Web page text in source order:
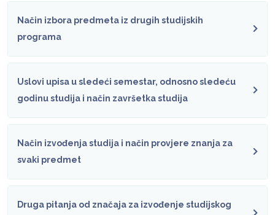
Način izbora predmeta iz drugih studijskih
programa
Uslovi upisa u sledeći semestar, odnosno sledeću
godinu studija i način završetka studija
Način izvođenja studija i način provjere znanja za
svaki predmet
Druga pitanja od značaja za izvođenje studijskog